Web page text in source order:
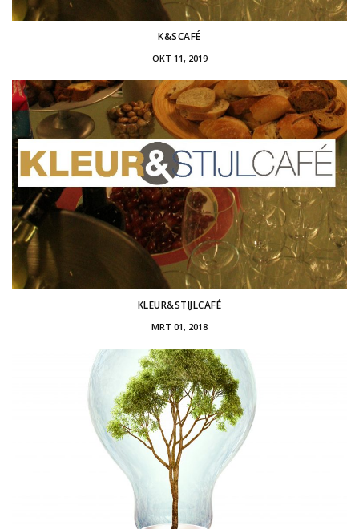
K&SCAFÉ
OKT 11, 2019
KLEUR&STIJLCAFÉ
MRT 01, 2018